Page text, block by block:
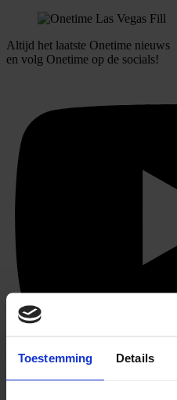
Toestemming Details
Altijd het laatste Onetime nieuws
en volg Onetime op de socials!